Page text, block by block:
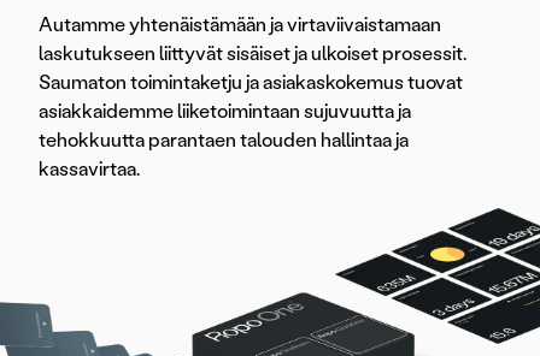
Autamme yhtenäistämään ja virtaviivaistamaan
laskutukseen liittyvät sisäiset ja ulkoiset prosessit.
Saumaton toimintaketju ja asiakaskokemus tuovat
asiakkaidemme liiketoimintaan sujuvuutta ja
tehokkuutta parantaen talouden hallintaa ja
kassavirtaa.